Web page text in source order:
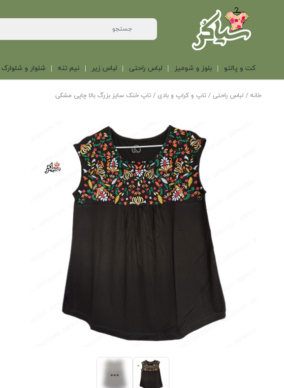
کت و پالتو بلوز و شومیز لباس راحتی لباس زیر نیم تنه شلوار و شلوارک
خانه / لباس راحتی /تاپ و کراپ و بادی / تاپ خنک سایز بزرگ بالا چاپی مشکی